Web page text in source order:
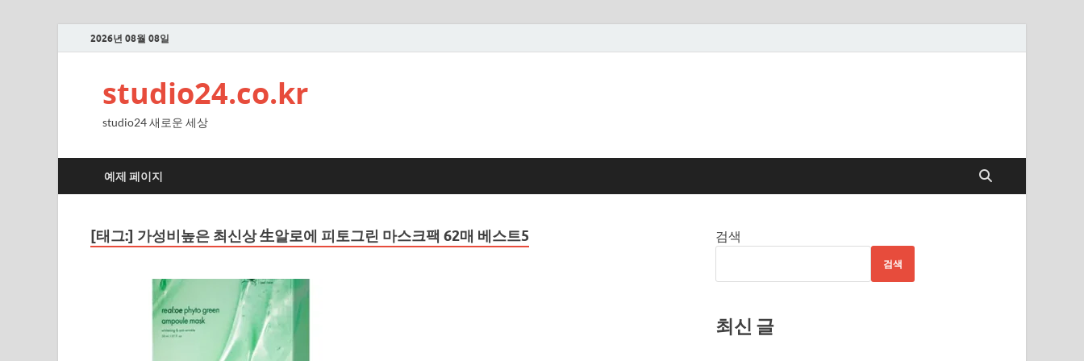
2026년 08월 08일
studio24.co.kr
studio24 새로운 세상
예제 페이지
[태그:] 가성비높은 최신상 生알로에 피토그린 마스크팩 62매 베스트5 검색
검색
최신 글